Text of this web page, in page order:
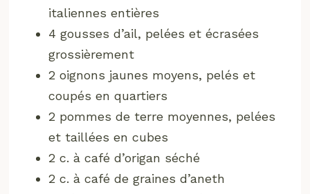
italiennes entières
4 gousses d’ail, pelées et écrasées
grossièrement
2 oignons jaunes moyens, pelés et
coupés en quartiers
2 pommes de terre moyennes, pelées
et taillées en cubes
2 c. à café d’origan séché
2 c. à café de graines d’aneth